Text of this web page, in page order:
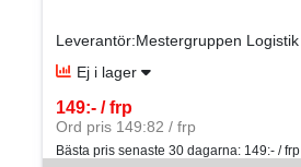
Leverantör:Mestergruppen Logistik
Ej i lager
149:- / frp
SEK per FRP
Ord pris 149:82 / frp
Bästa pris senaste 30 dagarna: 149:- / frp